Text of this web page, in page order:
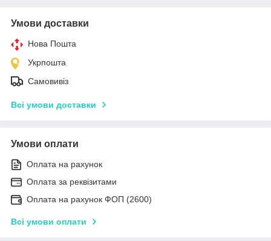
Умови доставки
Нова Пошта
Укрпошта
Самовивіз
Всі умови доставки
Умови оплати
Оплата на рахунок
Оплата за реквізитами
Оплата на рахунок ФОП (2600)
Всі умови оплати